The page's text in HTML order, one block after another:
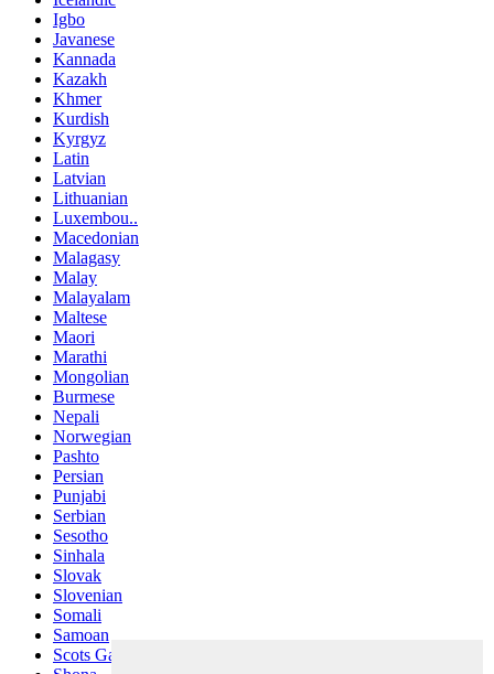
Igbo
Javanese
Kannada
Kazakh
Khmer
Kurdish
Kyrgyz
Latin
Latvian
Lithuanian
Luxembou..
Macedonian
Malagasy
Malay
Malayalam
Maltese
Maori
Marathi
Mongolian
Burmese
Nepali
Norwegian
Pashto
Persian
Punjabi
Serbian
Sesotho
Sinhala
Slovak
Slovenian
Somali
Samoan
Scots Gaelic